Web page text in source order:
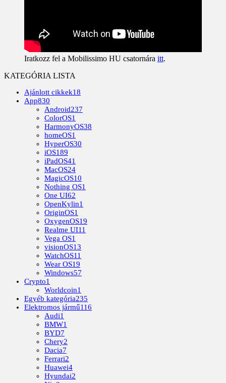
Iratkozz fel a Mobilissimo HU csatornára itt.
KATEGÓRIA LISTA
Ajánlott cikkek18
App830
Android237
ColorOS1
HarmonyOS38
homeOS1
HyperOS30
iOS189
iPadOS41
MacOS24
MagicOS10
Nothing OS1
One UI62
OpenKylin1
OriginOS1
OxygenOS19
Realme UI11
Vega OS1
visionOS13
WatchOS11
Wear OS19
Windows57
Crypto1
Worldcoin1
Egyéb kategória235
Elektromos jármű116
Audi1
BMW1
BYD7
Chery2
Dacia7
Ferrari2
Huawei4
Hyundai2